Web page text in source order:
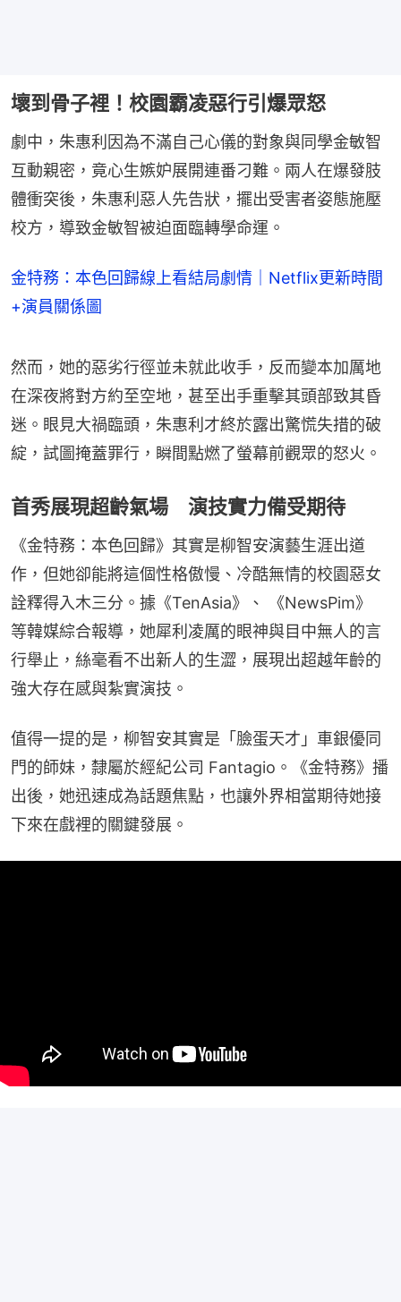
壞到骨子裡！校園霸凌惡行引爆眾怒
劇中，朱惠利因為不滿自己心儀的對象與同學金敏智
互動親密，竟心生嫉妒展開連番刁難。兩人在爆發肢
體衝突後，朱惠利惡人先告狀，擺出受害者姿態施壓
校方，導致金敏智被迫面臨轉學命運。
金特務：本色回歸線上看結局劇情｜Netflix更新時間
+演員關係圖
然而，她的惡劣行徑並未就此收手，反而變本加厲地
在深夜將對方約至空地，甚至出手重擊其頭部致其昏
迷。眼見大禍臨頭，朱惠利才終於露出驚慌失措的破
綻，試圖掩蓋罪行，瞬間點燃了螢幕前觀眾的怒火。
首秀展現超齡氣場 演技實力備受期待
《金特務：本色回歸》其實是柳智安演藝生涯出道
作，但她卻能將這個性格傲慢、冷酷無情的校園惡女
詮釋得入木三分。據《TenAsia》、 《NewsPim》
等韓媒綜合報導，她犀利凌厲的眼神與目中無人的言
行舉止，絲毫看不出新人的生澀，展現出超越年齡的
強大存在感與紮實演技。
值得一提的是，柳智安其實是「臉蛋天才」車銀優同
門的師妹，隸屬於經紀公司 Fantagio。《金特務》播
出後，她迅速成為話題焦點，也讓外界相當期待她接
下來在戲裡的關鍵發展。